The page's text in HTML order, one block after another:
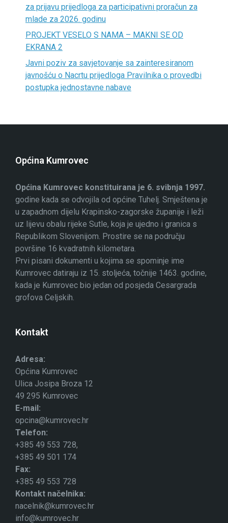
za prijavu prijedloga za participativni proračun za
mlade za 2026. godinu
PROJEKT VESELO S NAMA – MAKNI SE OD
EKRANA 2
Javni poziv za savjetovanje sa zainteresiranom
javnošću o Nacrtu prijedloga Pravilnika o provedbi
postupka jednostavne nabave
Općina Kumrovec
Općina Kumrovec konstituirana je 6. svibnja 1997.
godine kada se odvojila od općine Tuhelj. Smještena je
u zapadnom dijelu Krapinsko-zagorske županije i leži
uz lijevu obalu rijeke Sutle, koja je ujedno i granica s
Republikom Slovenijom. Prostire se na području
površine 16 kvadratnih kilometara.
Prvi pisani dokumenti u kojima se spominje ime
Kumrovec datiraju iz 15. stoljeća, točnije 1463. godine,
kada je Kumrovec bio jedan od posjeda Cesargrada
grofova Celjskih.
Kontakt
Adresa:
Općina Kumrovec
Ulica Josipa Broza 12
49 295 Kumrovec
E-mail:
opcina@kumrovec.hr
Telefon:
+385 49 553 728,
+385 49 501 174
Fax:
+385 49 553 728
Kontakt načelnika:
nacelnik@kumrovec.hr
info@kumrovec.hr